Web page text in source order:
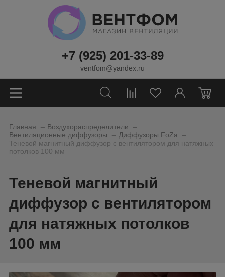
+7 (925) 201-33-89
ventfom@yandex.ru
0
Главная Воздухораспределители
Вентиляционные диффузоры _ Диффузоры FoZa
Теневой магнитный диффузор с вентилятором для натяжных
потолков 100 мм
Теневой магнитный
диффузор с вентилятором
для натяжных потолков
100 мм